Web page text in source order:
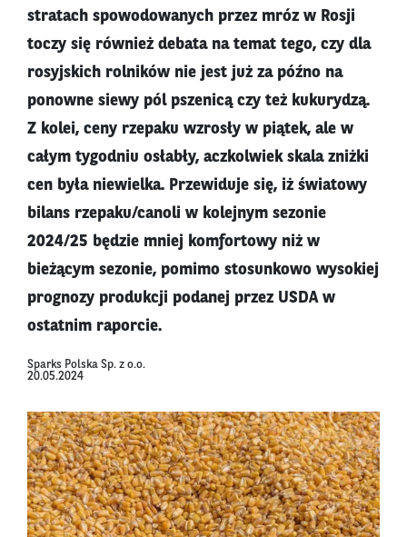
stratach spowodowanych przez mróz w Rosji
toczy się również debata na temat tego, czy dla
rosyjskich rolników nie jest już za późno na
ponowne siewy pól pszenicą czy też kukurydzą.
Z kolei, ceny rzepaku wzrosły w piątek, ale w
całym tygodniu osłabły, aczkolwiek skala zniżki
cen była niewielka. Przewiduje się, iż światowy
bilans rzepaku/canoli w kolejnym sezonie
2024/25 będzie mniej komfortowy niż w
bieżącym sezonie, pomimo stosunkowo wysokiej
prognozy produkcji podanej przez USDA w
ostatnim raporcie.
Sparks Polska Sp. z o.o.
20.05.2024